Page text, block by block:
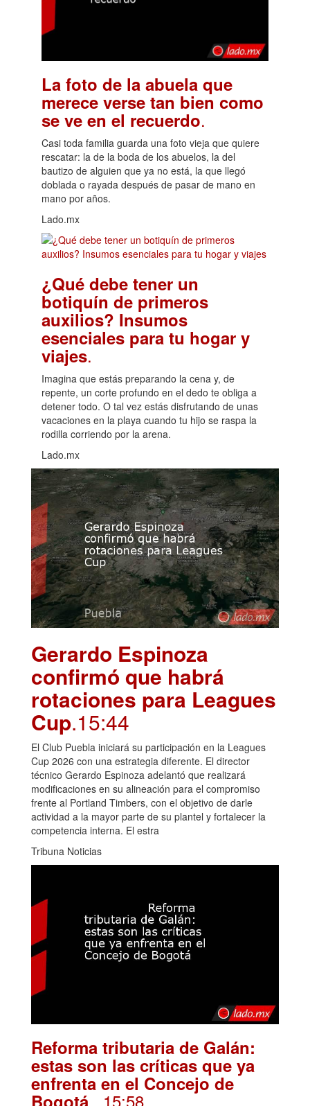
La foto de la abuela que
merece verse tan bien como
se ve en el recuerdo.
Casi toda familia guarda una foto vieja que quiere
rescatar: la de la boda de los abuelos, la del
bautizo de alguien que ya no está, la que llegó
doblada o rayada después de pasar de mano en
mano por años.
Lado.mx
¿Qué debe tener un
botiquín de primeros
auxilios? Insumos
esenciales para tu hogar y
viajes.
Imagina que estás preparando la cena y, de
repente, un corte profundo en el dedo te obliga a
detener todo. O tal vez estás disfrutando de unas
vacaciones en la playa cuando tu hijo se raspa la
rodilla corriendo por la arena.
Lado.mx
Gerardo Espinoza
confirmó que habrá
rotaciones para Leagues
Cup.15:44
El Club Puebla iniciará su participación en la Leagues
Cup 2026 con una estrategia diferente. El director
técnico Gerardo Espinoza adelantó que realizará
modificaciones en su alineación para el compromiso
frente al Portland Timbers, con el objetivo de darle
actividad a la mayor parte de su plantel y fortalecer la
competencia interna. El estra
Tribuna Noticias
Reforma tributaria de Galán:
estas son las críticas que ya
enfrenta en el Concejo de
Bogotá . 15:58